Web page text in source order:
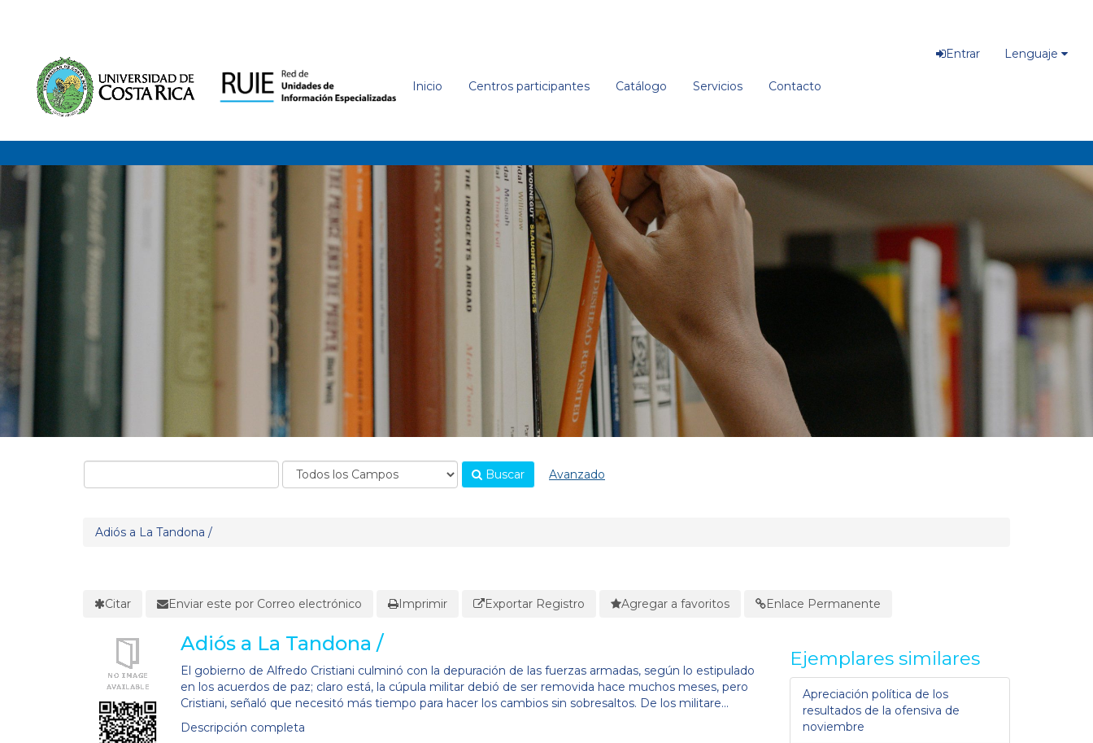
Inicio Centros participantes Catálogo Servicios Contacto
Entrar Lenguaje
Buscar Avanzado
Adiós a La Tandona /
Citar Enviar este por Correo electrónico Imprimir Exportar Registro Agregar a favoritos Enlace Permanente
Adiós a La Tandona /
El gobierno de Alfredo Cristiani culminó con la depuración de las fuerzas armadas, según lo estipulado
en los acuerdos de paz; claro está, la cúpula militar debió de ser removida hace muchos meses, pero
Cristiani, señaló que necesitó más tiempo para hacer los cambios sin sobresaltos. De los militare...
Descripción completa
Ejemplares similares
Apreciación política de los
resultados de la ofensiva de
noviembre